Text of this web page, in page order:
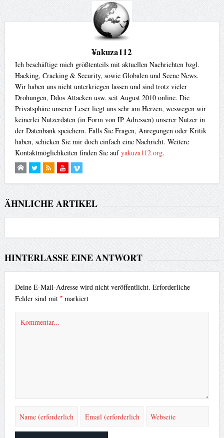
¥akuza112
Ich beschäftige mich größtenteils mit aktuellen Nachrichten bzgl.
Hacking, Cracking & Security, sowie Globalen und Scene News.
Wir haben uns nicht unterkriegen lassen und sind trotz vieler
Drohungen, Ddos Attacken usw. seit August 2010 online. Die
Privatsphäre unserer Leser liegt uns sehr am Herzen, weswegen wir
keinerlei Nutzerdaten (in Form von IP Adressen) unserer Nutzer in
der Datenbank speichern. Falls Sie Fragen, Anregungen oder Kritik
haben, schicken Sie mir doch einfach eine Nachricht. Weitere
Kontaktmöglichkeiten finden Sie aufyakuza112.org.
ÄHNLICHE ARTIKEL
HINTERLASSE EINE ANTWORT
Deine E-Mail-Adresse wird nicht veröffentlicht. Erforderliche
Felder sind mit *markiert